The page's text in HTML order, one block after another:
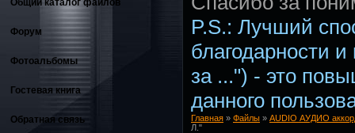
Форум
Фотоальбомы
Гостевая книга
Обратная связь
P.S.: Лучший
благодарности
за ...") - это
данного
Главная » Файлы » AUDIO АУДИО
Л."